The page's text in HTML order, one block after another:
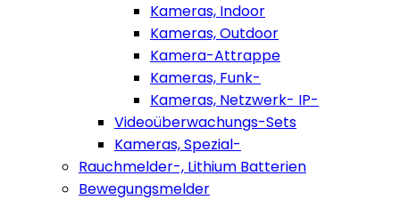
Kameras, Indoor
Kameras, Outdoor
Kamera-Attrappe
Kameras, Funk-
Kameras, Netzwerk- IP-
Videoüberwachungs-Sets
Kameras, Spezial-
Rauchmelder-, Lithium Batterien
Bewegungsmelder